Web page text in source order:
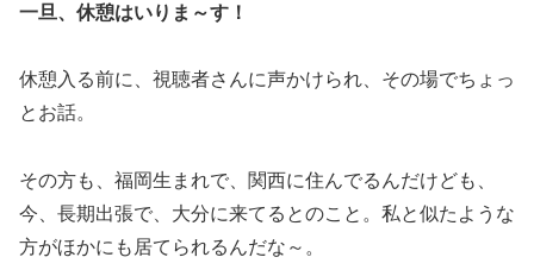
一旦、休憩はいりま～す！
休憩入る前に、視聴者さんに声かけられ、その場でちょっ
とお話。
その方も、福岡生まれで、関西に住んでるんだけども、
今、長期出張で、大分に来てるとのこと。私と似たような
方がほかにも居てられるんだな～。